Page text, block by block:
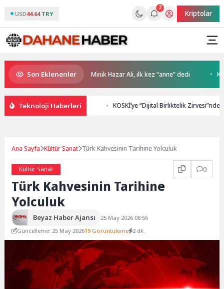
USD44.64 TRY
2
Kriptolar
Son Eklenenler
ile İstanbul’da Minik Hazar Ali, ilk kez “anne” dedi
Teknoloji Haberleri KOSKİ’ye “Dijital Birliktelik Zirvesi”nde
Ana Sayfa Kültür Sanat Türk Kahvesinin Tarihine Yolculuk
Kültür Sanat 0
Türk Kahvesinin Tarihine
Yolculuk
Beyaz Haber Ajansı
25 May 2026 08:56
Güncelleme: 25 May 202619 Görüntüleme 2 dk.